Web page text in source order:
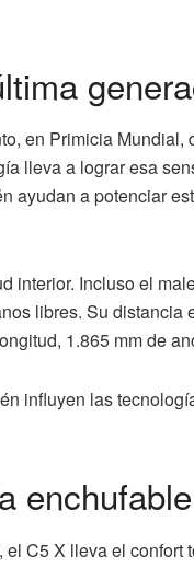
en Primicia Mundial,
lleva a lograr esa
ayudan a potenciar
interior. Incluso el
libres. Su distancia
1.865 mm de
influyen las
enchufable
C5 X lleva el